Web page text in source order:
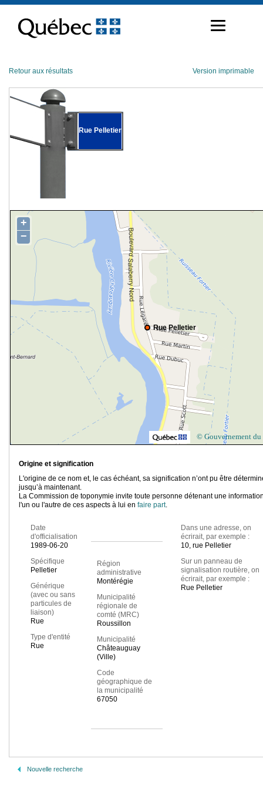
contenu
Retour aux résultats Version imprimable
Rue Pelletier
Rue Pelletier
+
−
© Gouvernement du
Origine et signification
L'origine de ce nom et, le cas échéant, sa signification n’ont pu être
jusqu’à maintenant.
La Commission de toponymie invite toute personne détenant une
l'un ou l'autre de ces aspects à lui en faire part.
Date
d'officialisation
1989-06-20
Spécifique
Pelletier
Générique
(avec ou sans
particules de
liaison)
Rue
Type d'entité
Rue
Région
administrative
Montérégie
Municipalité
régionale de
comté (MRC)
Roussillon
Municipalité
Châteauguay
(Ville)
Code
géographique de
la municipalité
67050
Dans une adresse, on
écrirait, par exemple :
10, rue Pelletier
Sur un panneau de
signalisation routière, on
écrirait, par exemple :
Rue Pelletier
Nouvelle recherche